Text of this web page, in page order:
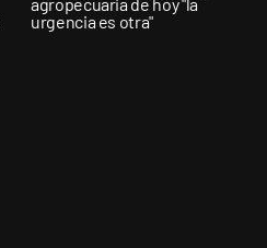
urgencia es otra"